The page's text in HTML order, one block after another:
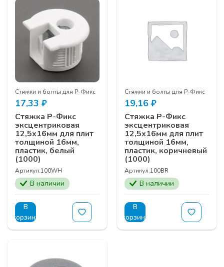
Стяжки и болты для Р-Фикс
17,33 ₽
Стяжка Р-Фикс
эксцентриковая
12,5х16мм для плит
толщиной 16мм,
пластик, белый
(1000)
Артикул:100WH
В наличии
В
корзину
Стяжки и болты для Р-Фикс
19,16 ₽
Стяжка Р-Фикс
эксцентриковая
12,5х16мм для плит
толщиной 16мм,
пластик, коричневый
(1000)
Артикул:100BR
В наличии
В
корзину